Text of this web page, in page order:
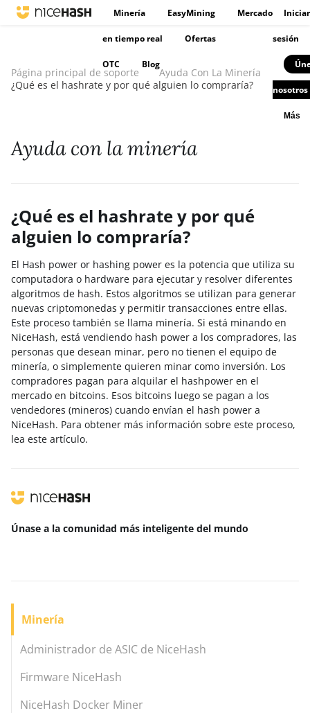
Minería EasyMining Mercado
en tiempo real Ofertas
OTC Blog
Iniciar
sesión
nosotros
Más
Página principal de soporte
Ayuda Con La Minería
¿Qué es el hashrate y por qué alguien lo compraría?
Ayuda con la minería
¿Qué es el hashrate y por qué
alguien lo compraría?
El Hash power or hashing power es la potencia que utiliza su
computadora o hardware para ejecutar y resolver diferentes
algoritmos de hash. Estos algoritmos se utilizan para generar
nuevas criptomonedas y permitir transacciones entre ellas.
Este proceso también se llama minería. Si está minando en
NiceHash, está vendiendo hash power a los compradores, las
personas que desean minar, pero no tienen el equipo de
minería, o simplemente quieren minar como inversión. Los
compradores pagan para alquilar el hashpower en el
mercado en bitcoins. Esos bitcoins luego se pagan a los
vendedores (mineros) cuando envían el hash power a
NiceHash. Para obtener más información sobre este proceso,
lea este artículo.
Únase a la comunidad más inteligente del mundo
Minería
Administrador de ASIC de NiceHash
Firmware NiceHash
NiceHash Docker Miner